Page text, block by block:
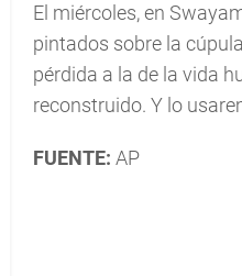
El miércoles, en
pintados sobre la
pérdida a la de la vida
reconstruido. Y lo
FUENTE: AP